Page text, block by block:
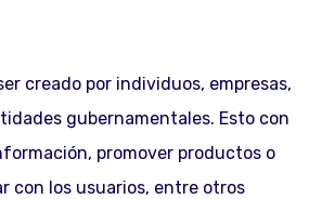
creado por individuos, empresas,
gubernamentales. Esto con
promover productos o
con los usuarios, entre otros